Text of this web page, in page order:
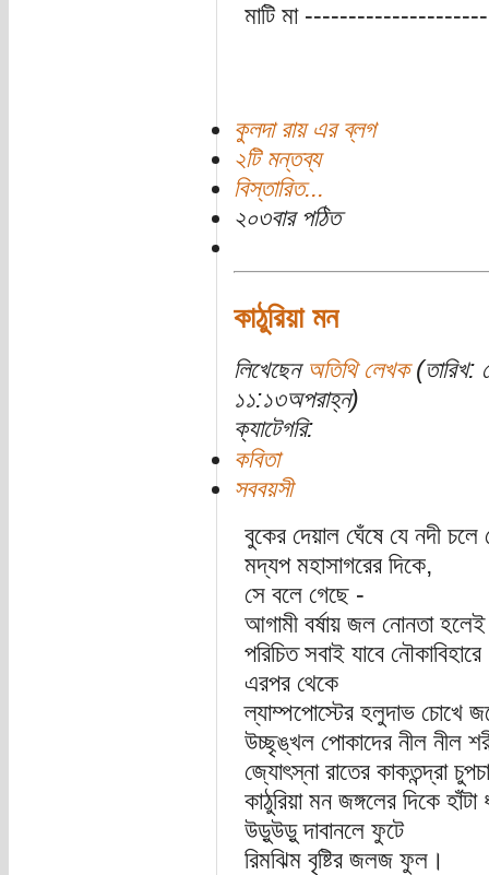
মাটি মা
কুলদা রায় এর ব্লগ
২টি মন্তব্য
বিস্তারিত...
২০৩বার পঠিত
কাঠুরিয়া মন
লিখেছেন অতিথি লেখক(তারিখ:
১১:১৩অপরাহ্ন)
ক্যাটেগরি:
কবিতা
সববয়সী
বুকের দেয়াল ঘেঁষে যে নদী চলে
মদ্যপ মহাসাগরের দিকে,
সে বলে গেছে -
আগামী বর্ষায় জল নোনতা হলেই
পরিচিত সবাই যাবে
এরপর থেকে
ল্যাম্পপোস্টের হলুদাভ চোখে
উচ্ছৃঙ্খল পোকাদের নীল নীল
জ্যোৎস্না রাতের কাকতন্দ্রা
কাঠুরিয়া মন জঙ্গলের দিকে হাঁটা
উড়ুউড়ু দাবানলে ফুটে
রিমঝিম বৃষ্টির জলজ ফুল।